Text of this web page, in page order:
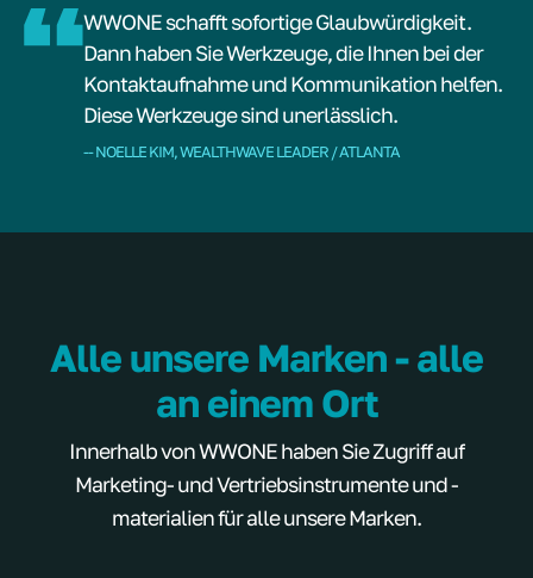
WWONE schafft sofortige Glaubwürdigkeit.
Dann haben Sie Werkzeuge, die Ihnen bei der
Kontaktaufnahme und Kommunikation helfen.
Diese Werkzeuge sind unerlässlich.
-- NOELLE KIM, WEALTHWAVE LEADER / ATLANTA
Alle unsere Marken - alle
an einem Ort
Innerhalb von WWONE haben Sie Zugriff auf
Marketing- und Vertriebsinstrumente und -
materialien für alle unsere Marken.